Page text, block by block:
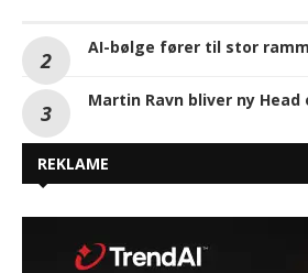
AI-bølge fører til stor
Martin Ravn bliver ny Head
REKLAME